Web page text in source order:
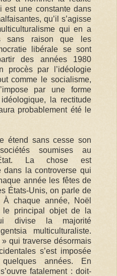
est une constante dans
qu’il s’agisse
qui en a
sans raison que les
libérale se sont
des années 1980
procès par l’idéologie
comme le socialisme,
par une forme
la rectitude
probablement été le
étend sans cesse son
soumises au
La chose est
dans la controverse qui
année les fêtes de
États-Unis, on parle de
chaque année, Noël
principal objet de la
divise la majorité
multiculturaliste.
qui traverse désormais
s’est imposée
années. En
fatalement : doit-